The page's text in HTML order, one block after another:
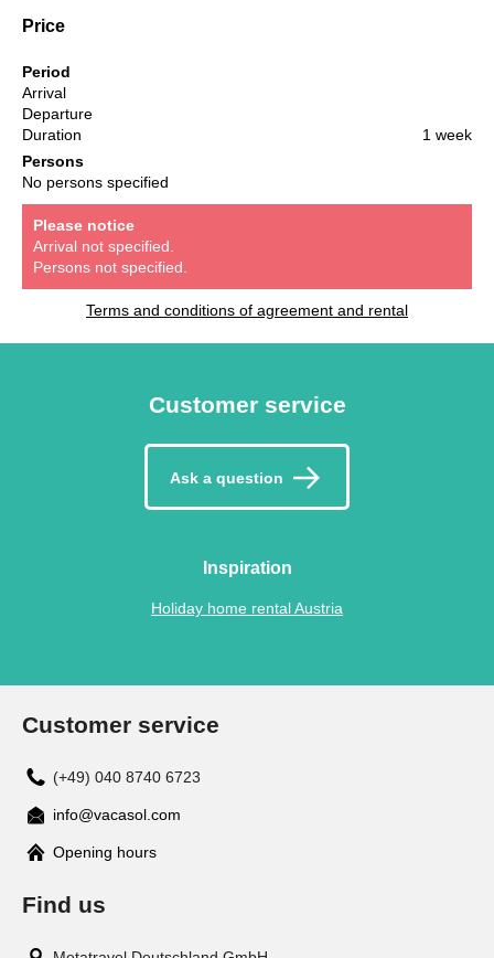
Price
Period
Arrival
Departure
Duration
1 week
Persons
No persons specified
Please notice
Arrival not specified.
Persons not specified.
Terms and conditions of agreement and rental
Customer service
Ask a question
Inspiration
Holiday home rental Austria
Customer service
(+49) 040 8740 6723
info@vacasol.com
Opening hours
Find us